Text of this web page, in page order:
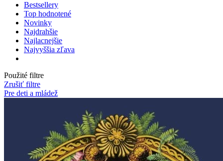
Bestsellery
Top hodnotené
Novinky
Najdrahšie
Najlacnejšie
Najvyššia zľava
Použité filtre
Zrušiť filtre
Pre deti a mládež